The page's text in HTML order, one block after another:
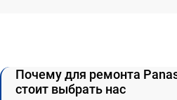
Почему для ремонта
стоит выбрать нас